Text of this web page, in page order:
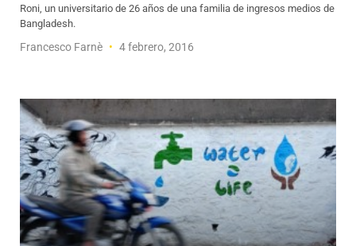
Roni, un universitario de 26 años de una familia de ingresos medios de
Bangladesh.
Francesco Farnè 4 febrero, 2016